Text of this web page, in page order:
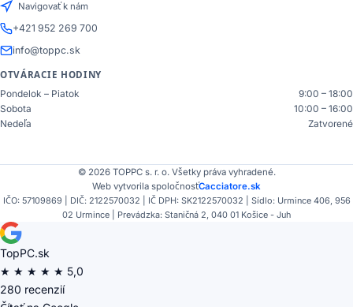
Navigovať k nám
+421 952 269 700
info@toppc.sk
OTVÁRACIE HODINY
Pondelok – Piatok
9:00 – 18:00
Sobota
10:00 – 16:00
Nedeľa
Zatvorené
© 2026 TOPPC s. r. o. Všetky práva vyhradené.
Web vytvorila spoločnosťCacciatore.sk
IČO: 57109869 | DIČ: 2122570032 | IČ DPH: SK2122570032 | Sídlo: Urmince 406, 956
02 Urmince | Prevádzka: Staničná 2, 040 01 Košice - Juh
TopPC.sk
★ ★ ★ ★ ★ 5,0
280 recenzií